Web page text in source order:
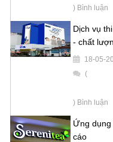
) Bình luận
Dịch vụ
- chất
18-05-
(
) Bình luận
Ứng dụng
cáo